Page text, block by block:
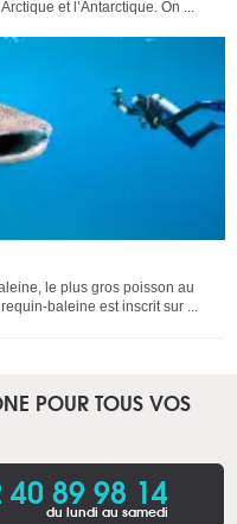
et l’Antarctique. On ...
le plus gros poisson au
baleine est inscrit sur ...
POUR TOUS VOS
40 89 98 14
du lundi au samedi